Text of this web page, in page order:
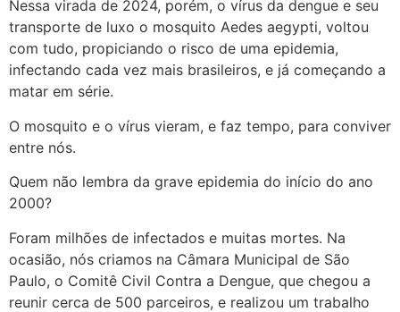
Nessa virada de 2024, porém, o vírus da dengue e seu
transporte de luxo o mosquito Aedes aegypti, voltou
com tudo, propiciando o risco de uma epidemia,
infectando cada vez mais brasileiros, e já começando a
matar em série.
O mosquito e o vírus vieram, e faz tempo, para conviver
entre nós.
Quem não lembra da grave epidemia do início do ano
2000?
Foram milhões de infectados e muitas mortes. Na
ocasião, nós criamos na Câmara Municipal de São
Paulo, o Comitê Civil Contra a Dengue, que chegou a
reunir cerca de 500 parceiros, e realizou um trabalho